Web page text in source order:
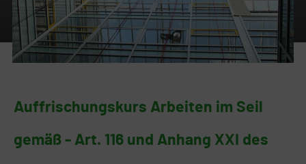
Auffrischungskurs Arbeiten im Seil
gemäß - Art. 116 und Anhang XXI des